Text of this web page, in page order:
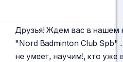
Друзья! Ждем вас в нашем
"Nord Badminton Club Spb"
не умеет, научим!, кто уже